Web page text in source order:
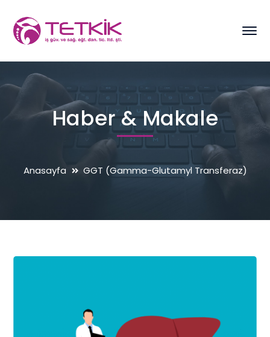
Haber & Makale
Anasayfa GGT (Gamma-Glutamyl Transferaz)